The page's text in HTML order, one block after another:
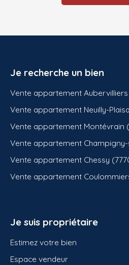
Je recherche un bien
Vente appartement
Vente appartement Neuilly-
Vente appartement Montévrain
Vente appartement
Vente appartement Chessy
Vente appartement
Je suis propriétaire
Estimez votre bien
Espace vendeur